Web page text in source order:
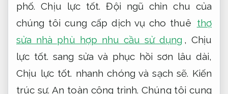
phố. Chịu lực tốt. Đội ngũ chỉn chu của
chúng tôi cung cấp dịch vụ cho thuê thợ
sửa nhà phù hợp nhu cầu sử dụng , Chịu
lực tốt. sang sửa và phục hồi sơn lâu dài,
Chịu lực tốt. nhanh chóng và sạch sẽ. Kiến
trúc sư. An toàn công trình. Chúng tôi cung